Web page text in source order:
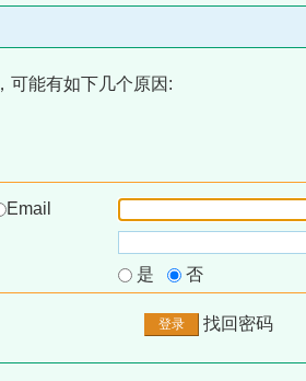
可能有如下几个原因:
Email
是 否
找回密码